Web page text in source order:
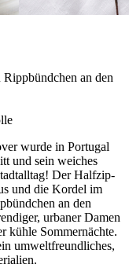
an den
wurde in Portugal
und sein weiches
Der Halfzip-
und die Kordel im
an den
urbaner Damen
kühle Sommernächte.
umweltfreundliches,